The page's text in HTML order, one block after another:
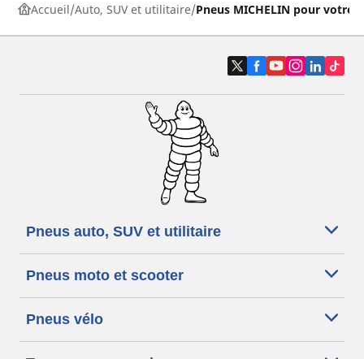
Accueil Auto, SUV et utilitaire Pneus MICHELIN pour votre
Pneus auto, SUV et utilitaire
Pneus moto et scooter
Pneus vélo